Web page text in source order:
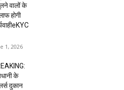
वालों के
होगी
1, 2026
के
दुकान